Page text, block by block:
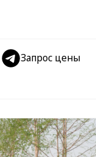
Запрос цены